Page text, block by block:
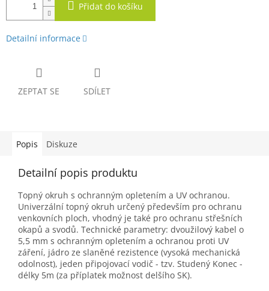
Přidat do košíku
Detailní informace
ZEPTAT SE SDÍLET
Popis Diskuze
Detailní popis produktu
Topný okruh s ochranným opletením a UV ochranou.
Univerzální topný okruh určený především pro ochranu
venkovních ploch, vhodný je také pro ochranu střešních
okapů a svodů. Technické parametry: dvoužilový kabel o
5,5 mm s ochranným opletením a ochranou proti UV
záření, jádro ze slaněné rezistence (vysoká mechanická
odolnost), jeden připojovací vodič - tzv. Studený Konec -
délky 5m (za příplatek možnost delšího SK).